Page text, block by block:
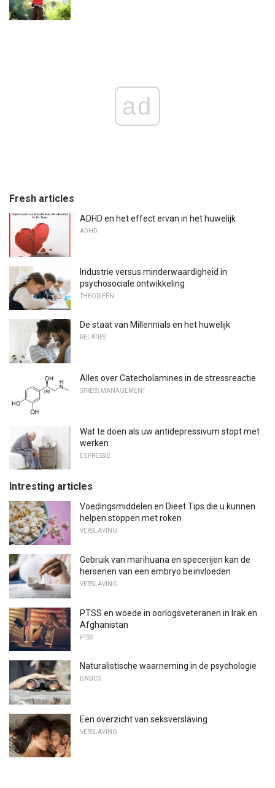
ad
Fresh articles
ADHD en het effect ervan in het huwelijk
ADHD
Industrie versus minderwaardigheid in
psychosociale ontwikkeling
THEORIEËN
De staat van Millennials en het huwelijk
RELATIES
Alles over Catecholamines in de stressreactie
STRESS MANAGEMENT
Wat te doen als uw antidepressivum stopt met
werken
DEPRESSIE
Intresting articles
Voedingsmiddelen en Dieet Tips die u kunnen
helpen stoppen met roken
VERSLAVING
Gebruik van marihuana en specerijen kan de
hersenen van een embryo beïnvloeden
VERSLAVING
PTSS en woede in oorlogsveteranen in Irak en
Afghanistan
PTSS
Naturalistische waarneming in de psychologie
BASICS
Een overzicht van seksverslaving
VERSLAVING